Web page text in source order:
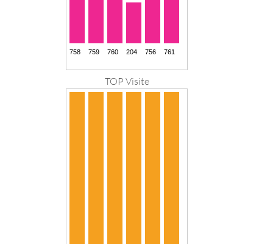
TOP Visite